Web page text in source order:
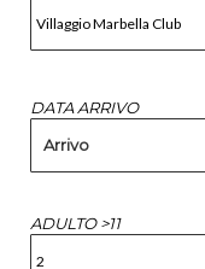
DATA ARRIVO
Arrivo
ADULTO >11